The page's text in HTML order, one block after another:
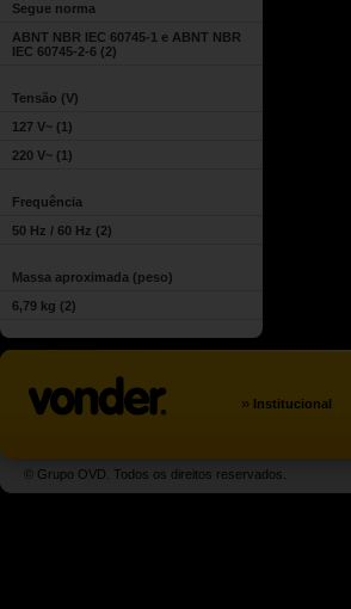
Segue norma
ABNT NBR IEC 60745-1 e ABNT NBR
IEC 60745-2-6 (2)
Tensão (V)
127 V~ (1)
220 V~ (1)
Frequência
50 Hz / 60 Hz (2)
Massa aproximada (peso)
6,79 kg (2)
» Institucional
© Grupo OVD. Todos os direitos reservados.